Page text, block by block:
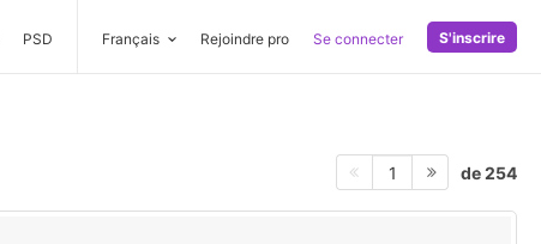
PSD Français Rejoindre pro Se connecter S'inscrire
1 de 254